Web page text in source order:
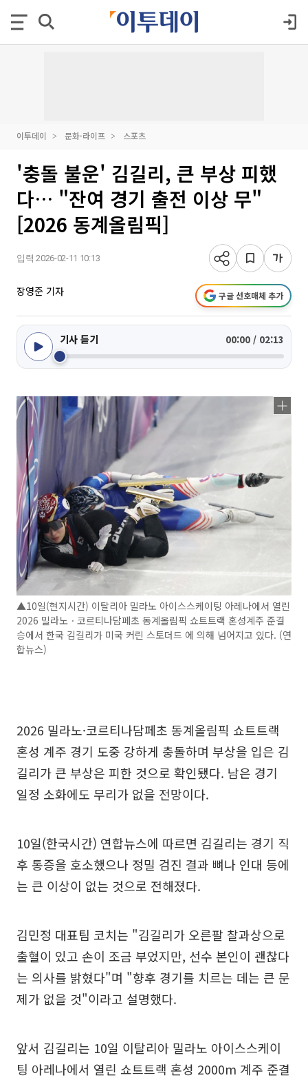
이투데이 문화·라이프 스포츠
'충돌 불운' 김길리, 큰 부상 피했
다… "잔여 경기 출전 이상 무"
[2026 동계올림픽]
입력 2026-02-11 10:13
장영준 기자 구글 선호매체 추가
기사 듣기 00:00 / 02:13
▲10일(현지시간) 이탈리아 밀라노 아이스스케이팅 아레나에서 열린
2026 밀라노ㆍ코르티나담페초 동계올림픽 쇼트트랙 혼성계주 준결
승에서 한국 김길리가 미국 커린 스토더드 에 의해 넘어지고 있다. (연
합뉴스)
2026 밀라노·코르티나담페초 동계올림픽 쇼트트랙
혼성 계주 경기 도중 강하게 충돌하며 부상을 입은 김
길리가 큰 부상은 피한 것으로 확인됐다. 남은 경기
일정 소화에도 무리가 없을 전망이다.
10일(한국시간) 연합뉴스에 따르면 김길리는 경기 직
후 통증을 호소했으나 정밀 검진 결과 뼈나 인대 등에
는 큰 이상이 없는 것으로 전해졌다.
김민정 대표팀 코치는 "김길리가 오른팔 찰과상으로
출혈이 있고 손이 조금 부었지만, 선수 본인이 괜찮다
는 의사를 밝혔다"며 "향후 경기를 치르는 데는 큰 문
제가 없을 것"이라고 설명했다.
앞서 김길리는 10일 이탈리아 밀라노 아이스스케이
팅 아레나에서 열린 쇼트트랙 혼성 2000m 계주 준결